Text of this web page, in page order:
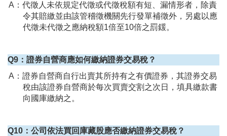
A：代徵人未依規定代徵或代徵稅額有短、漏情形者，除責
令其賠繳並由該管稽徵機關先行發單補徵外，另處以應
代徵未代徵之應納稅額1倍至10倍之罰鍰。
Q9：證券自營商應如何繳納證券交易稅？
A：證券自營商自行出賣其所持有之有價證券，其證券交易
稅由該證券自營商於每次買賣交割之次日，填具繳款書
向國庫繳納之。
Q10：公司依法買回庫藏股應否繳納證券交易稅？